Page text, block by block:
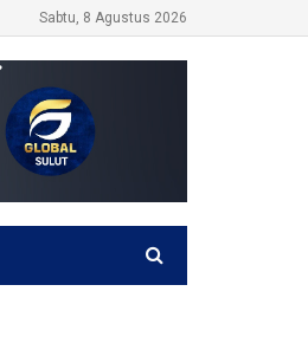
Sabtu, 8 Agustus 2026